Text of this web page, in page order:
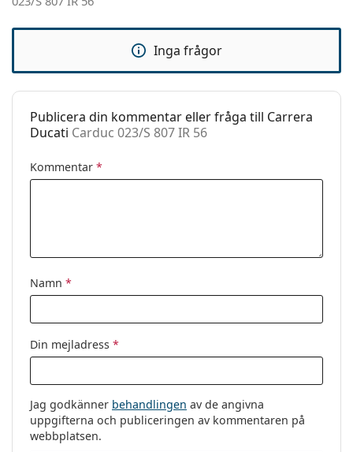
Varumärke:
Carrera
Enligt mode
Inga frågor
Publicera din kommentar eller fråga till Carrera
Ducati Carduc 023/S 807 IR 56
Kommentar *
Namn *
Din mejladress *
Jag godkänner behandlingen av de angivna
uppgifterna och publiceringen av kommentaren på
webbplatsen.